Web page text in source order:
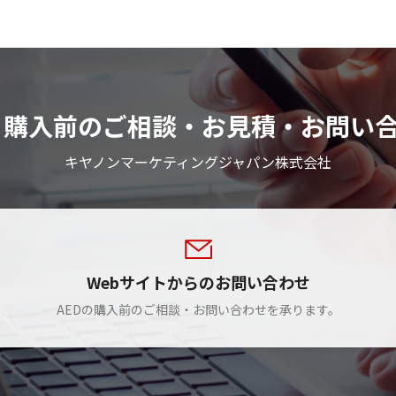
入前のご相談・お見積・お問い
キヤノンマーケティングジャパン株式会社
Webサイトからのお問い合わせ
AEDの購入前のご相談・お問い合わせを承ります。